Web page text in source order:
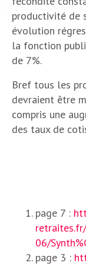
productivité de
évolution
la fonction
de 7%.
Bref tous les
devraient être
compris une
des taux de
page 7 :
06/
page 3 :